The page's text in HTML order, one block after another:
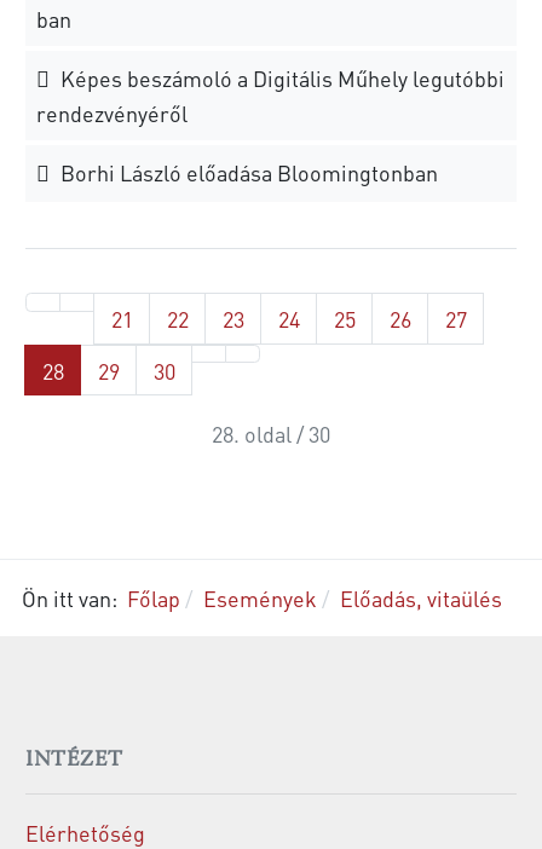
ban
Képes beszámoló a Digitális Műhely legutóbbi
rendezvényéről
Borhi László előadása Bloomingtonban
21 22 23 24 25 26
27
28
29 30
28. oldal / 30
Ön itt van: Főlap Események Előadás, vitaülés
INTÉZET
Elérhetőség